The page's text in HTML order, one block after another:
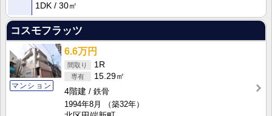
1DK
30㎡
コスモフラッツ
マンション
6.6万円
1R
15.29㎡
4階建
鉄骨
1994年8月
（築32年）